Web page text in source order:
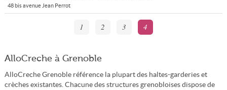
48 bis avenue Jean Perrot
1 2 3 4
AlloCreche à Grenoble
AlloCreche Grenoble référence la plupart des haltes-garderies et
crèches existantes. Chacune des structures grenobloises dispose de